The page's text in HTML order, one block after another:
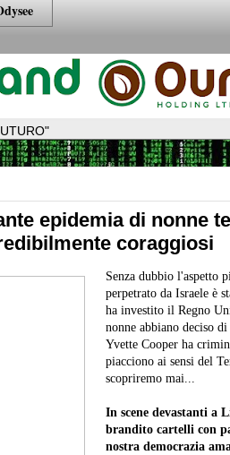
epidemia di nonne
coraggiosi
Senza dubbio l'aspetto
perpetrato da Israele è
ha investito il Regno
nonne abbiano deciso
Yvette Cooper ha
piacciono ai sensi del
scopriremo mai...
In scene devastanti a
brandito cartelli con
nostra democrazia